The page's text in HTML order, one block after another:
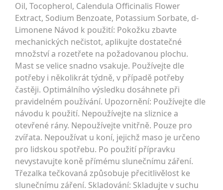
Oil, Tocopherol, Calendula Officinalis Flower
Extract, Sodium Benzoate, Potassium Sorbate, d-
Limonene Návod k použití: Pokožku zbavte
mechanických nečistot, aplikujte dostatečné
množství a rozetřete na požadovanou plochu.
Mast se velice snadno vsakuje. Používejte dle
potřeby i několikrát týdně, v případě potřeby
častěji. Optimálního výsledku dosáhnete při
pravidelném používání. Upozornění: Používejte dle
návodu k použití. Nepoužívejte na sliznice a
otevřené rány. Nepoužívejte vnitřně. Pouze pro
zvířata. Nepoužívat u koní, jejichž maso je určeno
pro lidskou spotřebu. Po použití přípravku
nevystavujte koně přímému slunečnímu záření.
Třezalka tečkovaná způsobuje přecitlivělost ke
slunečnímu záření. Skladování: Skladujte v suchu